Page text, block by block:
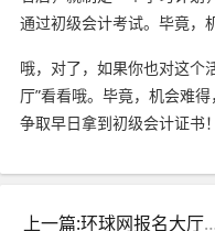
通过初级会计考试。毕竟，
哦，对了，如果你也对这个
厅”看看哦。毕竟，机会难
争取早日拿到初级会计证书
上一篇:环球网报名大厅：中华会